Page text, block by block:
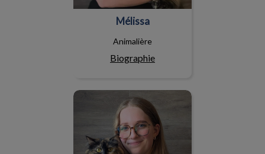
Mélissa
Animalière
Biographie
Estelle